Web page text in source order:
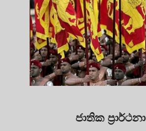
ජාතික ප්‍රාර්ථනා